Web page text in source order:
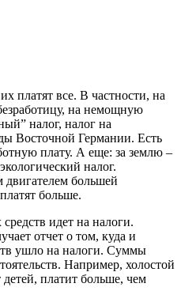
платят все. В частности, на
на немощную
налог, налог на
Восточной Германии. Есть
плату. А еще: за землю –
налог.
двигателем большей
больше.
идет на налоги.
отчет о том, куда и
ушло на налоги. Суммы
Например, холостой
платит больше, чем